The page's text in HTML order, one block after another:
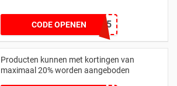
CODE OPENENSJQ15
Producten kunnen met kortingen van
maximaal 20% worden aangeboden